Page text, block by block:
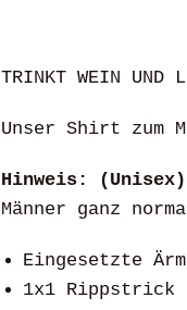
TRINKT WEIN UND
Unser Shirt zum
Hinweis: (Unisex)
Männer ganz
Eingesetzte
1x1 Rippstrick